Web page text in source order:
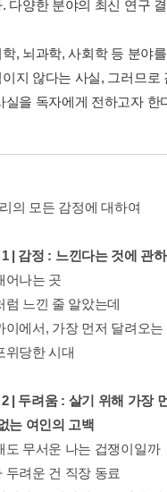
다양한 분야의 최신 연구
, 뇌과학, 사회학 등 분야
지 않다는 사실, 그러므로
실을 독자에게 전하고자 한
의 모든 감정에 대하여
| 감정 : 느낀다는 것에 관
어나는 곳
럼 느낀 줄 알았는데
이에서, 가장 먼저 달려오는
위당한 시대
| 두려움 : 살기 위해 가장
는 여인의 고백
도 무서운 나는 겁쟁이일까
두려운 건 직장 동료